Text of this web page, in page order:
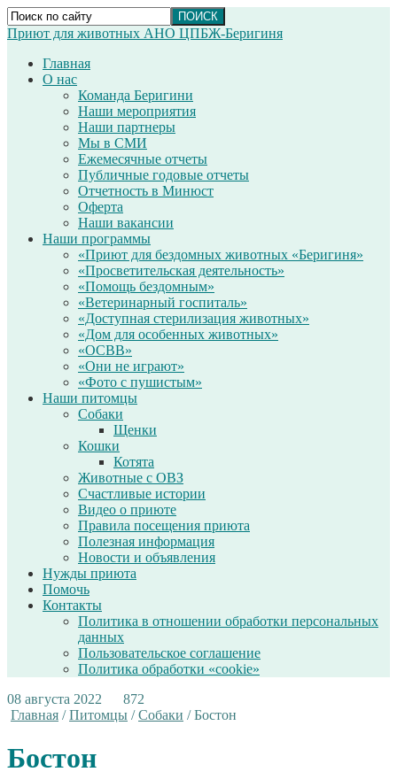
Приют для животных АНО ЦПБЖ-Беригиня
Главная
О нас
Команда Беригини
Наши мероприятия
Наши партнеры
Мы в СМИ
Ежемесячные отчеты
Публичные годовые отчеты
Отчетность в Минюст
Оферта
Наши вакансии
Наши программы
«Приют для бездомных животных «Беригиня»
«Просветительская деятельность»
«Помощь бездомным»
«Ветеринарный госпиталь»
«Доступная стерилизация животных»
«Дом для особенных животных»
«ОСВВ»
«Они не играют»
«Фото с пушистым»
Наши питомцы
Собаки
Щенки
Кошки
Котята
Животные с ОВЗ
Счастливые истории
Видео о приюте
Правила посещения приюта
Полезная информация
Новости и объявления
Нужды приюта
Помочь
Контакты
Политика в отношении обработки персональных
данных
Пользовательское соглашение
Политика обработки «cookie»
08 августа 2022
872
Главная /Питомцы /Собаки /Бостон
Бостон